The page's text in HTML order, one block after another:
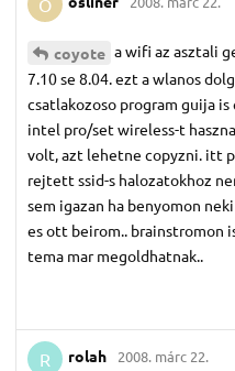
coyote a wifi az asztali
7.10 se 8.04. ezt a wlanos
csatlakozoso program guija
intel pro/set wireless-t
volt, azt lehetne copyzni. itt
rejtett ssid-s halozatokhoz
sem igazan ha benyomon
es ott beirom.. brainstromon
tema mar megoldhatnak..
R rolah 2008. márc 22.